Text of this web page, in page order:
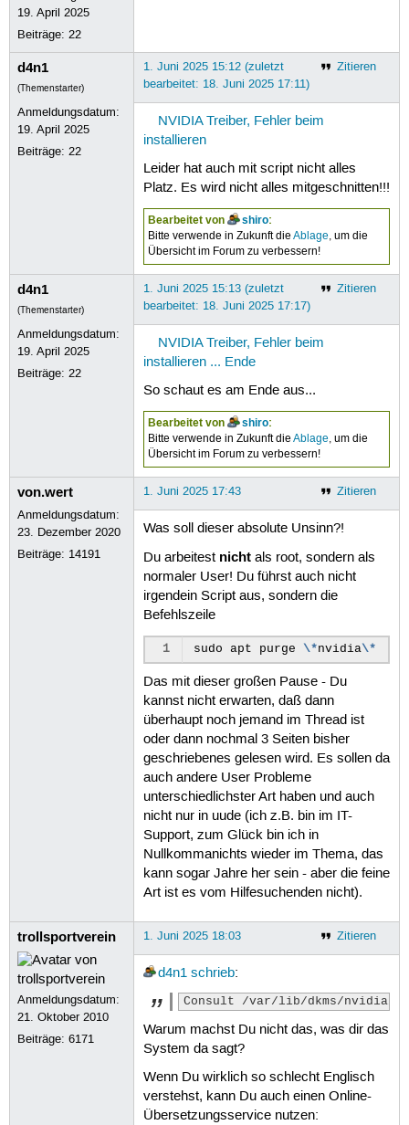
nvidia-settings nvidia-utils-390
  xserver-xorg-video-nvidia-390
1 nicht vollständig installiert
Nach dieser Operation werden 551
Möchten Sie fortfahren? [J/n] j
(Lese Datenbank ... 224337
Entfernen von mesa-vulkan-
Entfernen von libnvidia-fbc1-
Entfernen von libwayland-
Entfernen von xserver-xorg-video-
Entfernen von libnvidia-cfg1-390
Entfernen von libnvidia-gl-
Entfernen von libnvidia-ifr1-
Entfernen von libnvidia-gl-
Entfernen von libnvidia-common-
Entfernen von libnvidia-encode-
Entfernen von libnvidia-decode-
Entfernen von libnvidia-encode-
Entfernen von libnvidia-decode-
Entfernen von libnvidia-fbc1-
Entfernen von nvidia-settings
Entfernen von libxnvctrl0:amd64
Entfernen von nvidia-compute-
Entfernen von nvidia-prime
Entfernen von nvidia-utils-390
Entfernen von screen-resolution-
Entfernen von libglx0:i386 (1.7.0-
Entfernen von libglx-mesa0:i386
Entfernen von libgl1-mesa-dri:i386
Entfernen von libgbm1:i386
Entfernen von libwayland-
Entfernen von libglvnd0:i386
Entfernen von libvulkan1:i386
Entfernen von libxfixes3:i386
Entfernen von libxcb-glx0:i386
Entfernen von libxcb-randr0:i386
Entfernen von libxcb-shm0:i386
Entfernen von libxext6:i386
Entfernen von mesa-
Entfernen von libatomic1:i386
Entfernen von libxcb-xfixes0:i386
Entfernen von libedit2:i386 (3.1-
Entfernen von libdrm-amdgpu1:i386
Entfernen von libdrm-intel1:i386
Entfernen von libdrm-radeon1:i386
Entfernen von libdrm2:i386
Entfernen von libexpat1:i386
Entfernen von libglapi-mesa:i386
Entfernen von libicu74:i386 (74.2-
Entfernen von libsensors5:i386
Entfernen von libstdc++6:i386
Entfernen von libxcb-dri2-0:i386
Entfernen von libxcb-dri3-0:i386
Entfernen von libxcb-present0:i386
19. April 2025
Beiträge:22
d4n1
(Themenstarter)
Anmeldungsdatum:
19. April 2025
Beiträge:22
Zitieren
1. Juni 2025 15:12 (zuletzt
bearbeitet: 18. Juni 2025 17:11)
NVIDIA Treiber, Fehler beim
installieren
Leider hat auch mit script nicht alles
Platz. Es wird nicht alles mitgeschnitten!!!
Bearbeitet von shiro:
Bitte verwende in Zukunft dieAblage, um die
Übersicht im Forum zu verbessern!
d4n1
(Themenstarter)
Anmeldungsdatum:
19. April 2025
Beiträge:22
Zitieren
1. Juni 2025 15:13 (zuletzt
bearbeitet: 18. Juni 2025 17:17)
NVIDIA Treiber, Fehler beim
installieren ... Ende
So schaut es am Ende aus...
Bearbeitet von shiro:
Bitte verwende in Zukunft dieAblage, um die
Übersicht im Forum zu verbessern!
von.wert
Anmeldungsdatum:
23. Dezember 2020
Beiträge: 14191
Zitieren
1. Juni 2025 17:43
Was soll dieser absolute Unsinn?!
Du arbeitest nichtals root, sondern als
normaler User! Du führst auch nicht
irgendein Script aus, sondern die
Befehlszeile
1 sudo apt purge \*nvidia\*
Das mit dieser großen Pause - Du
kannst nicht erwarten, daß dann
überhaupt noch jemand im Thread ist
oder dann nochmal 3 Seiten bisher
geschriebenes gelesen wird. Es sollen da
auch andere User Probleme
unterschiedlichster Art haben und auch
nicht nur in uude (ich z.B. bin im IT-
Support, zum Glück bin ich in
Nullkommanichts wieder im Thema, das
kann sogar Jahre her sein - aber die feine
Art ist es vom Hilfesuchenden nicht).
trollsportverein
Anmeldungsdatum:
21. Oktober 2010
Beiträge:6171
Zitieren
1. Juni 2025 18:03
d4n1 schrieb:
Consult /var/lib/dkms/nvidia/
Warum machst Du nicht das, was dir das
System da sagt?
Wenn Du wirklich so schlecht Englisch
verstehst, kann Du auch einen Online-
Übersetzungsservice nutzen: